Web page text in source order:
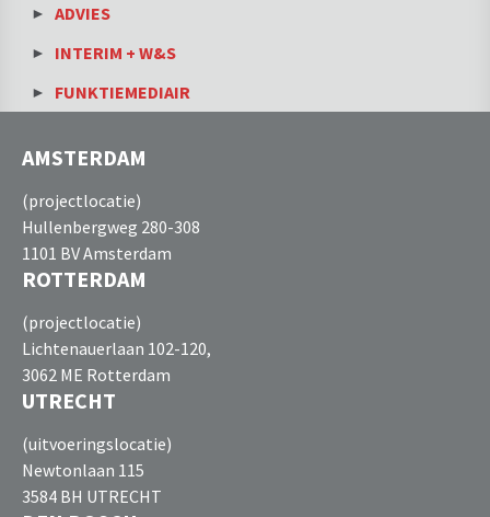
ADVIES
INTERIM + W&S
FUNKTIEMEDIAIR
AMSTERDAM
(projectlocatie)
Hullenbergweg 280-308
1101 BV Amsterdam
ROTTERDAM
(projectlocatie)
Lichtenauerlaan 102-120,
3062 ME Rotterdam
UTRECHT
(uitvoeringslocatie)
Newtonlaan 115
3584 BH UTRECHT